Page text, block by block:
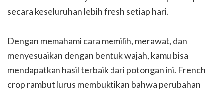
secara keseluruhan lebih fresh setiap hari.
Dengan memahami cara memilih, merawat, dan
menyesuaikan dengan bentuk wajah, kamu bisa
mendapatkan hasil terbaik dari potongan ini. French
crop rambut lurus membuktikan bahwa perubahan